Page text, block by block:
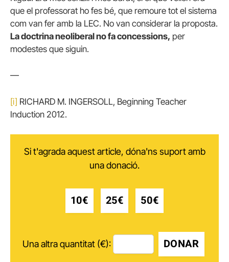
que el professorat ho fes bé, que remoure tot el sistema
com van fer amb la LEC. No van considerar la proposta.
La doctrina neoliberal no fa concessions, per
modestes que siguin.
—
[i] RICHARD M. INGERSOLL, Beginning Teacher
Induction 2012.
Si t'agrada aquest article, dóna'ns suport amb
una donació.
10€ 25€ 50€
Una altra quantitat (€): DONAR